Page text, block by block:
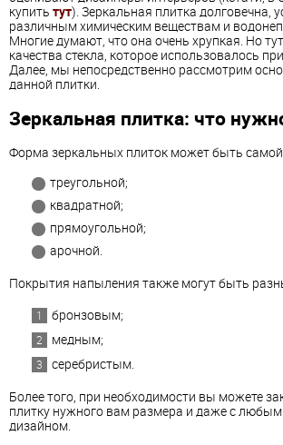
купить тут). Зеркальная плитка долговечна,
различным химическим веществам и
Многие думают, что она очень хрупкая. Но
качества стекла, которое использовалось
Далее, мы непосредственно рассмотрим
данной плитки.
Зеркальная плитка: что
Форма зеркальных плиток может быть
треугольной;
квадратной;
прямоугольной;
арочной.
Покрытия напыления также могут быть
бронзовым;
медным;
серебристым.
Более того, при необходимости вы можете
плитку нужного вам размера и даже с
дизайном.